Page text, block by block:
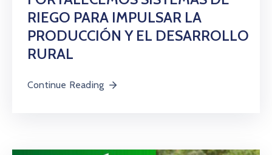
RIEGO PARA IMPULSAR LA
PRODUCCIÓN Y EL DESARROLLO
RURAL
Continue Reading